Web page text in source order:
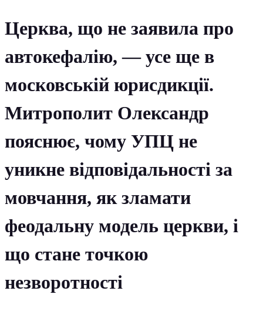
Церква, що не заявила про
автокефалію, — усе ще в
московській юрисдикції.
Митрополит Олександр
пояснює, чому УПЦ не
уникне відповідальності за
мовчання, як зламати
феодальну модель церкви, і
що стане точкою
незворотності